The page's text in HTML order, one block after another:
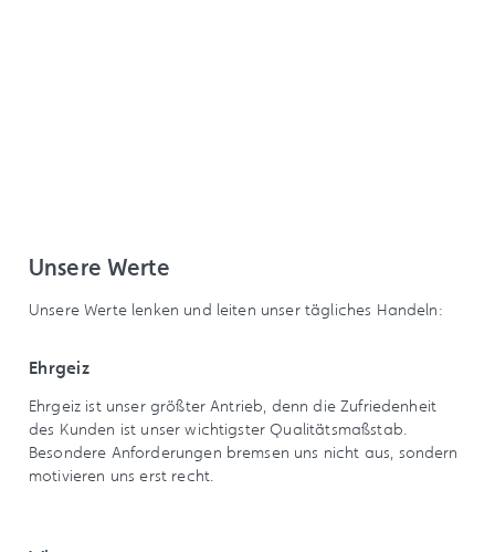
Unsere Werte
Unsere Werte lenken und leiten unser tägliches Handeln:
Ehrgeiz
Ehrgeiz ist unser größter Antrieb, denn die Zufriedenheit
des Kunden ist unser wichtigster Qualitätsmaßstab.
Besondere Anforderungen bremsen uns nicht aus, sondern
motivieren uns erst recht.